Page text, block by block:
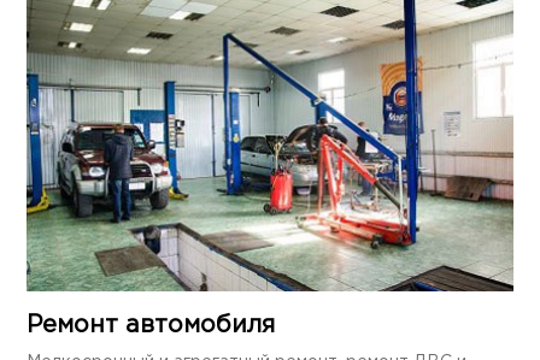
Ремонт автомобиля